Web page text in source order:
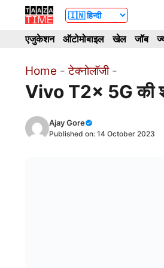
contentएजुकेशन ऑटोमोबाइल खेल जॉब
Home -टेक्नोलॉजी-
Vivo T2x 5G की
Ajay Gore
Published on: 14 October 2023